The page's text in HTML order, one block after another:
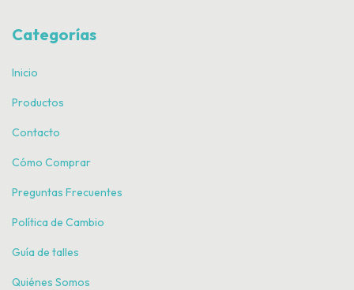
Categorías
Inicio
Productos
Contacto
Cómo Comprar
Preguntas Frecuentes
Política de Cambio
Guía de talles
Quiénes Somos